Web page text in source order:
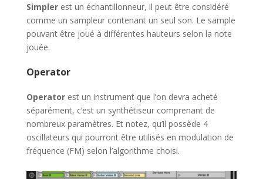
Simplerest un échantillonneur, il peut être considéré
comme un sampleur contenant un seul son. Le sample
pouvant être joué à différentes hauteurs selon la note
jouée.
Operator
Operatorest un instrument que l’on devra acheté
séparément, c’est un synthétiseur comprenant de
nombreux paramètres. Et notez, qu’il possède 4
oscillateurs qui pourront être utilisés en modulation de
fréquence (FM) selon l’algorithme choisi.